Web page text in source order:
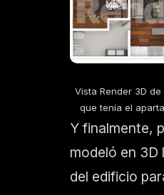
Vista Render 3D
que tenía el
Y finalmente,
modeló en 3D
del edificio